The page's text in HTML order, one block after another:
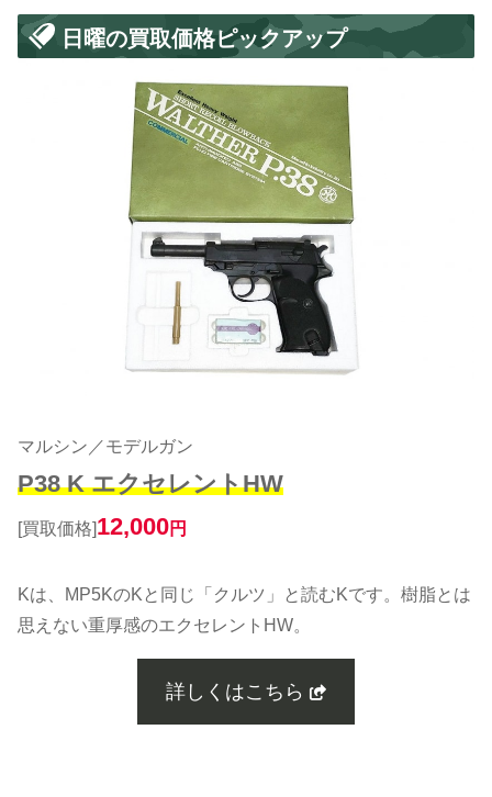
日曜の買取価格ピックアップ
マルシン／モデルガン
P38 K エクセレントHW
[買取価格]12,000円
Kは、MP5KのKと同じ「クルツ」と読むKです。樹脂とは
思えない重厚感のエクセレントHW。
詳しくはこちら